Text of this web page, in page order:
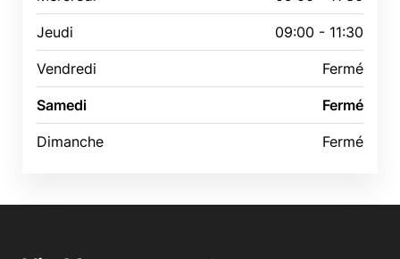
Jeudi 09:00 - 11:30
Vendredi Fermé
Samedi Fermé
Dimanche Fermé